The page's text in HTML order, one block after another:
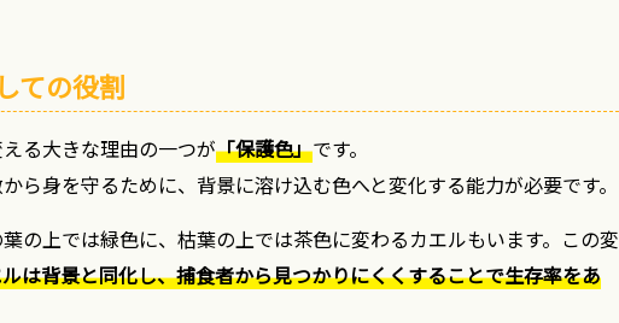
ての役割
る大きな理由の一つが「保護色」です。
ら身を守るために、背景に溶け込む色へと変化する能力が必要です。
の上では緑色に、枯葉の上では茶色に変わるカエルもいます。この変
は背景と同化し、捕食者から見つかりにくくすることで生存率をあ